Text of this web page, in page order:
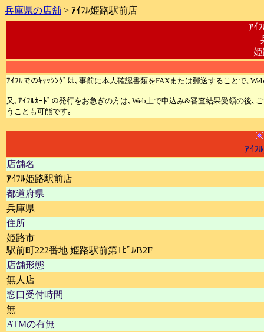
兵庫県の店舗 > ｱｲﾌﾙ姫路駅前店
ｱｲ
ｱｲﾌﾙでのｷｬｯｼﾝｸﾞは､事前に本人確認書類をFAXまたは郵送することで､
又､ｱｲﾌﾙｶｰﾄﾞの発行をお急ぎの方は､Web上で申込み&審査結果受領の後
うことも可能です｡
ｱｲﾌ
店舗名
ｱｲﾌﾙ姫路駅前店
都道府県
兵庫県
住所
姫路市
駅前町222番地 姫路駅前第1ﾋﾞﾙB2F
店舗形態
無人店
窓口受付時間
無
ATMの有無